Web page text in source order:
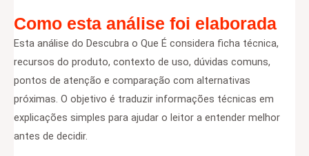
Como esta análise foi elaborada
Esta análise do Descubra o Que É considera ficha técnica,
recursos do produto, contexto de uso, dúvidas comuns,
pontos de atenção e comparação com alternativas
próximas. O objetivo é traduzir informações técnicas em
explicações simples para ajudar o leitor a entender melhor
antes de decidir.